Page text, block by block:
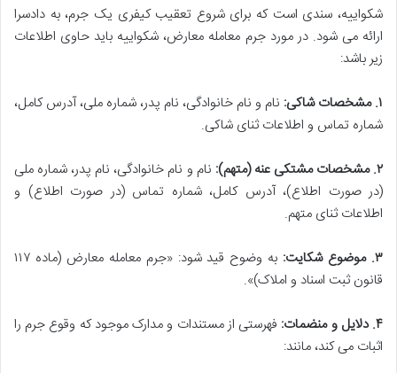
شکواییه، سندی است که برای شروع تعقیب کیفری یک جرم، به دادسرا
ارائه می شود. در مورد جرم معامله معارض، شکواییه باید حاوی اطلاعات
زیر باشد:
۱. مشخصات شاکی:
نام و نام خانوادگی، نام پدر، شماره ملی، آدرس کامل،
شماره تماس و اطلاعات ثنای شاکی.
۲. مشخصات مشتکی عنه (متهم):
نام و نام خانوادگی، نام پدر، شماره ملی
(در صورت اطلاع)، آدرس کامل، شماره تماس (در صورت اطلاع) و
اطلاعات ثنای متهم.
۳. موضوع شکایت:
به وضوح قید شود: «جرم معامله معارض (ماده ۱۱۷
قانون ثبت اسناد و املاک)».
۴. دلایل و منضمات:
فهرستی از مستندات و مدارک موجود که وقوع جرم را
اثبات می کند، مانند: